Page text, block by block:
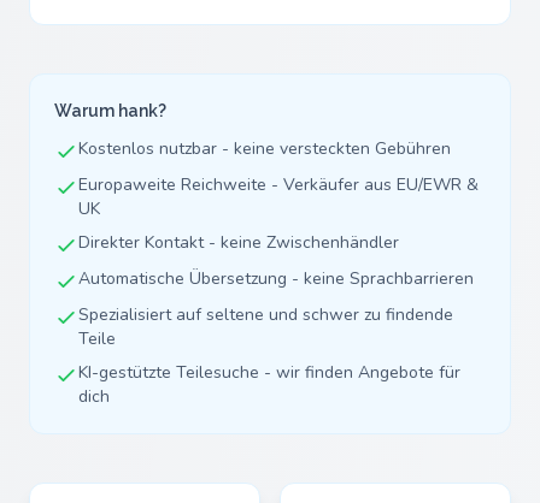
Warum hank?
Kostenlos nutzbar - keine versteckten Gebühren
Europaweite Reichweite - Verkäufer aus EU/EWR &
UK
Direkter Kontakt - keine Zwischenhändler
Automatische Übersetzung - keine Sprachbarrieren
Spezialisiert auf seltene und schwer zu findende
Teile
KI-gestützte Teilesuche - wir finden Angebote für
dich